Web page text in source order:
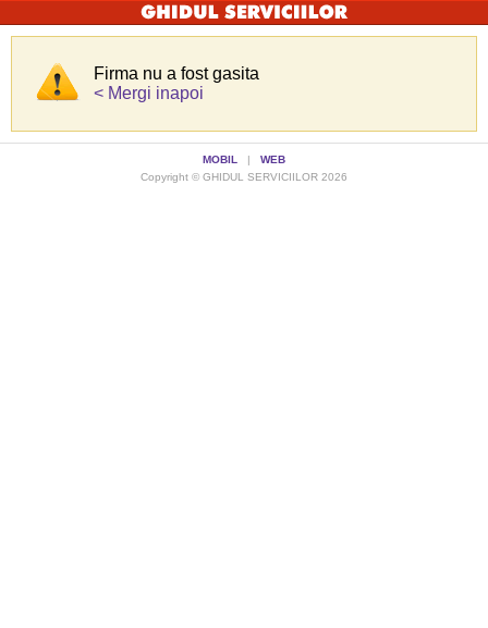
Firma nu a fost gasita
< Mergi inapoi
MOBIL | WEB
Copyright © GHIDUL SERVICIILOR 2026